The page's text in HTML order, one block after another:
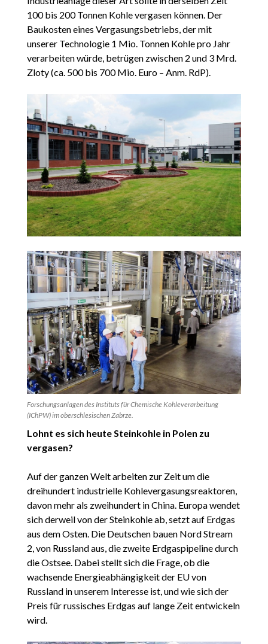
100 bis 200 Tonnen Kohle vergasen können. Der
Baukosten eines Vergasungsbetriebs, der mit
unserer Technologie 1 Mio. Tonnen Kohle pro Jahr
verarbeiten würde, betrügen zwischen 2 und 3 Mrd.
Zloty (ca. 500 bis 700 Mio. Euro – Anm. RdP).
Forschungsanlagen des Instituts für Chemische Kohleverarbeitung
(IChPW) im oberschlesischen Zabrze.
Lohnt es sich heute Steinkohle in Polen zu
vergasen?
Auf der ganzen Welt arbeiten zur Zeit um die
dreihundert industrielle Kohlevergasungsreaktoren,
davon mehr als zweihundert in China. Europa wendet
sich derweil von der Steinkohle ab, setzt auf Erdgas
aus dem Osten. Die Deutschen bauen Nord Stream
2, von Russland aus, die zweite Erdgaspipeline durch
die Ostsee. Dabei stellt sich die Frage, ob die
wachsende Energieabhängigkeit der EU von
Russland in unserem Interesse ist, und wie sich der
Preis für russisches Erdgas auf lange Zeit entwickeln
wird.